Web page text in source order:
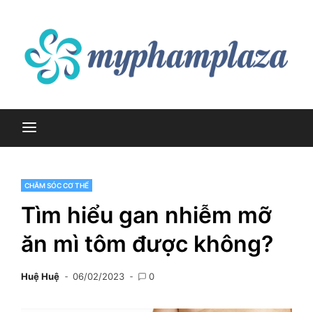
content
myphamplaza.vn
CHĂM SÓC CƠ THỂ
Tìm hiểu gan nhiễm mỡ
ăn mì tôm được không?
Huệ Huệ 06/02/2023 0